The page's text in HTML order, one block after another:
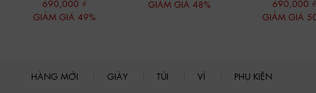
690,000
GIẢM GIÁ 49%
GIẢM GIÁ 48%
690,000
GIẢM GIÁ
HÀNG MỚI GIÀY TÚI VÍ PHỤ KIỆN